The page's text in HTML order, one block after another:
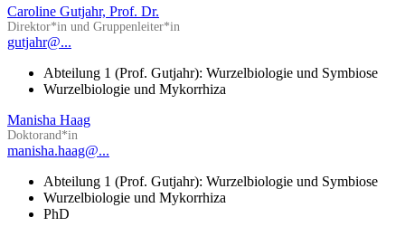
Caroline Gutjahr, Prof. Dr.
Direktor*in und Gruppenleiter*in
gutjahr@...
Abteilung 1 (Prof. Gutjahr): Wurzelbiologie und Symbiose
Wurzelbiologie und Mykorrhiza
Manisha Haag
Doktorand*in
manisha.haag@...
Abteilung 1 (Prof. Gutjahr): Wurzelbiologie und Symbiose
Wurzelbiologie und Mykorrhiza
PhD